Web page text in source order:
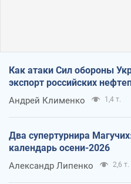
Как атаки Сил обороны
экспорт российских
Андрей Клименко 1,4 т.
Два супертурнира
календарь осени-2026
Александр Липенко 2,6 т.